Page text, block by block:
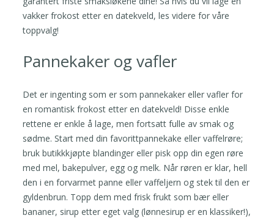
vakker frokost etter en datekveld, les videre for våre
toppvalg!
Pannekaker og vafler
Det er ingenting som er som pannekaker eller vafler for
en romantisk frokost etter en datekveld! Disse enkle
rettene er enkle å lage, men fortsatt fulle av smak og
sødme. Start med din favorittpannekake eller vaffelrøre;
bruk butikkkjøpte blandinger eller pisk opp din egen røre
med mel, bakepulver, egg og melk. Når røren er klar, hell
den i en forvarmet panne eller vaffeljern og stek til den er
gyldenbrun. Topp dem med frisk frukt som bær eller
bananer, sirup etter eget valg (lønnesirup er en klassiker!),